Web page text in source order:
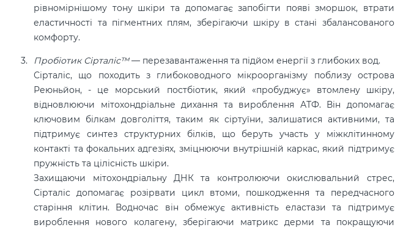
рівномірнішому тону шкіри та допомагає запобігти появі зморшок, втрати
еластичності та пігментних плям, зберігаючи шкіру в стані збалансованого
комфорту.
Пробіотик Сірталіс™ — перезавантаження та підйом енергії з глибоких вод.
Сірталіс, що походить з глибоководного мікроорганізму поблизу острова
Реюньйон, - це морський постбіотик, який «пробуджує» втомлену шкіру,
відновлюючи мітохондріальне дихання та вироблення АТФ. Він допомагає
ключовим білкам довголіття, таким як сіртуїни, залишатися активними, та
підтримує синтез структурних білків, що беруть участь у міжклітинному
контакті та фокальних адгезіях, зміцнюючи внутрішній каркас, який підтримує
пружність та цілісність шкіри.
Захищаючи мітохондріальну ДНК та контролюючи окислювальний стрес,
Сірталіс допомагає розірвати цикл втоми, пошкодження та передчасного
старіння клітин. Водночас він обмежує активність еластази та підтримує
вироблення нового колагену, зберігаючи матрикс дерми та покращуючи